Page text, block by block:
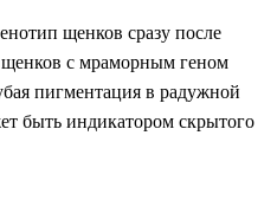
щенков сразу после
с мраморным геном
пигментация в радужной
быть индикатором скрытого